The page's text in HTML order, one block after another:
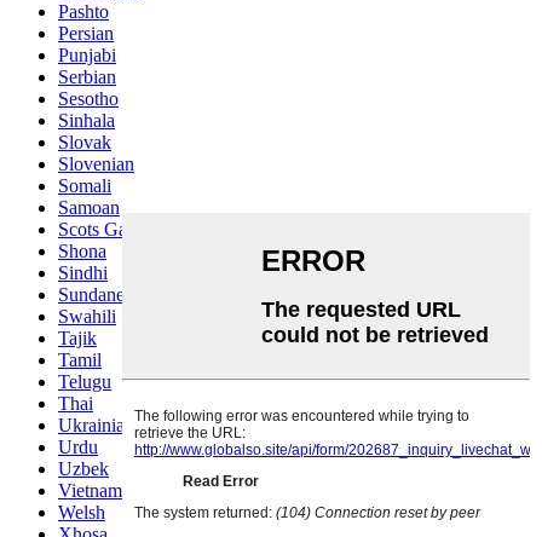
Pashto
Persian
Punjabi
Serbian
Sesotho
Sinhala
Slovak
Slovenian
Somali
Samoan
Scots Gaelic
Shona
Sindhi
Sundanese
Swahili
Tajik
Tamil
Telugu
Thai
Ukrainian
Urdu
Uzbek
Vietnamese
Welsh